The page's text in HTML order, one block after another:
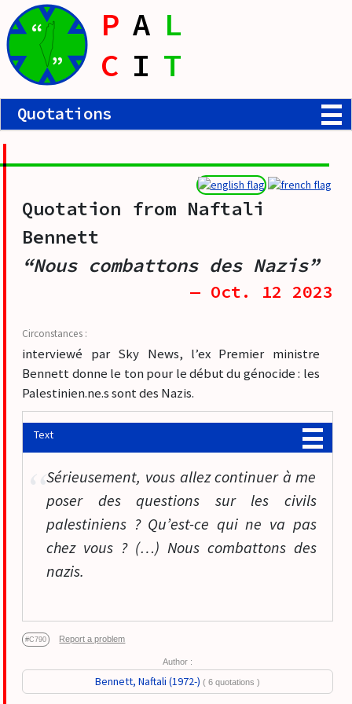
P A L
C I T
“
”
Quotations
Quotation from Naftali
Bennett
“Nous combattons des Nazis”
— Oct. 12 2023
interviewé par Sky News, l’ex Premier ministre
Bennett donne le ton pour le début du génocide : les
Palestinien.ne.s sont des Nazis.
Author :
Bennett, Naftali (1972-) ( 6 quotations )
Text
Sérieusement, vous allez continuer à me
poser des questions sur les civils
palestiniens ? Qu’est-ce qui ne va pas
chez vous ? (…) Nous combattons des
nazis.
#C790 Report a problem